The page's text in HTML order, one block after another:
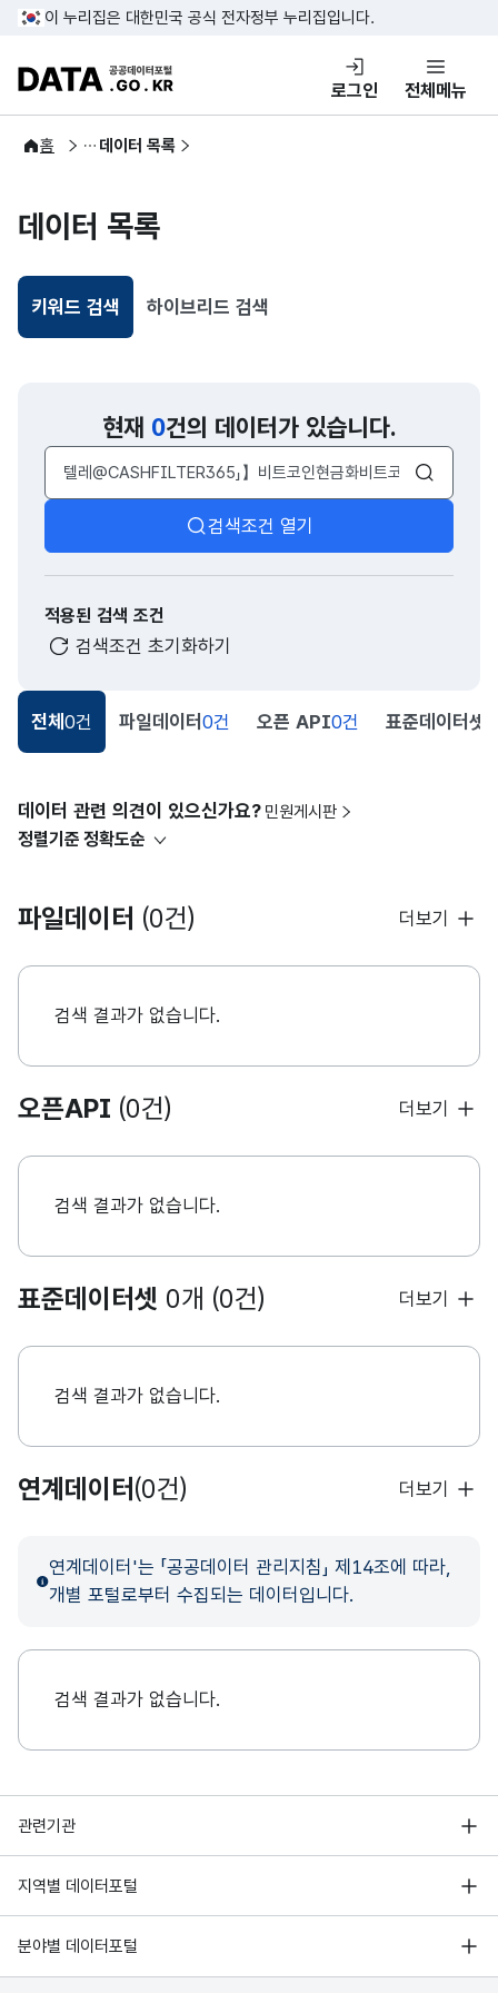
콘텐츠 바로가기
푸터 바로가기
이 누리집은 대한민국 공식 전자정부 누리집입니다.
DATA.GO.KR 공공데이터포털
로그인 전체메뉴
홈
공공데이터 데이터 목록
데이터 목록
키워드 검색
선택됨
하이브리드 검색
현재 0건의 데이터가 있습니다.
검색어 입력창
검색
검색조건 열기
적용된 검색 조건
검색조건 초기화하기
전체 0건 파일데이터 0건 오픈 API0건 표준데이터셋
데이터 관련 의견이 있으신가요? 민원게시판
정렬기준 정확도순
파일데이터 (0건) 더보기
검색 결과가 없습니다.
오픈API (0건) 더보기
검색 결과가 없습니다.
표준데이터셋 0개 (0건) 더보기
검색 결과가 없습니다.
연계데이터 (0건) 더보기
연계데이터'는 「공공데이터 관리지침」 제14조에 따라,
개별 포털로부터 수집되는 데이터입니다.
검색 결과가 없습니다.
관련기관
행정안전부
한국지능정보사회진흥원
국가정보자원관리원
지역별 데이터포털
서울 열린데이터광장
경기데이터드림
분야별 데이터포털
기상자료개방포털
국토교통부 공간정보오픈플랫폼